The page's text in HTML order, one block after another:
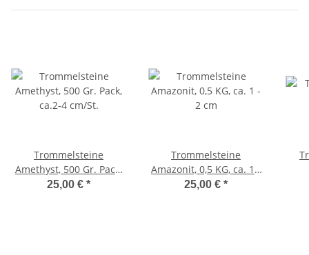
Trommelsteine
Amethyst, 500 Gr. Pack,
ca.2-4 cm/St.
25,00 € *
Trommelsteine
Amazonit, 0,5 KG, ca. 1 -
2 cm
25,00 € *